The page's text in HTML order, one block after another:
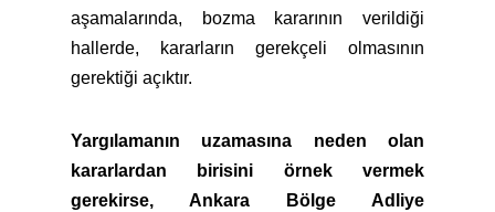
aşamalarında, bozma kararının verildiği
hallerde, kararların gerekçeli olmasının
gerektiği açıktır.
Yargılamanın uzamasına neden olan
kararlardan birisini örnek vermek
gerekirse, Ankara Bölge Adliye